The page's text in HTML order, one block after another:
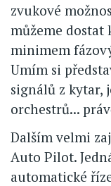
zvukové
můžeme dostat
minimem
Umím si
signálů z kytar,
orchestrů...
Dalším velmi
Auto Pilot.
automatické